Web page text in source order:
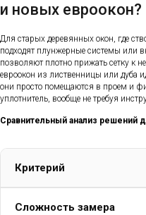
и новых евроокон?
Для старых деревянных окон, где
подходят плунжерные системы или
позволяют плотно прижать сетку к
евроокон из лиственницы или дуба
они просто помещаются в проем и
уплотнитель, вообще не требуя
Сравнительный анализ решений
Критерий
Сложность замера